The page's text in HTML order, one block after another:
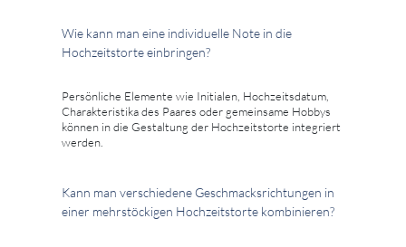
Wie kann man eine individuelle Note in die
Hochzeitstorte einbringen?
Persönliche Elemente wie Initialen, Hochzeitsdatum,
Charakteristika des Paares oder gemeinsame Hobbys
können in die Gestaltung der Hochzeitstorte integriert
werden.
Kann man verschiedene Geschmacksrichtungen in
einer mehrstöckigen Hochzeitstorte kombinieren?